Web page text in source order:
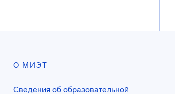
О МИЭТ
Сведения об образовательной